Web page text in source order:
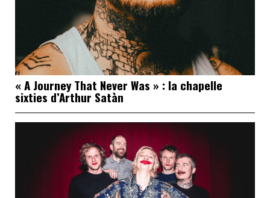
« A Journey That Never Was » : la chapelle
sixties d’Arthur Satàn